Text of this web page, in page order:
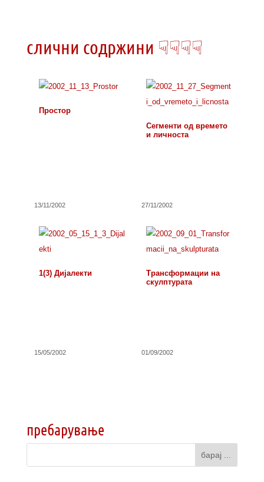
слични содржини ☟☟☟☟
Простор
13/11/2002
Сегменти од времето
и личноста
27/11/2002
1(3) Дијалекти
15/05/2002
Трансформации на
скулптурата
01/09/2002
пребарување